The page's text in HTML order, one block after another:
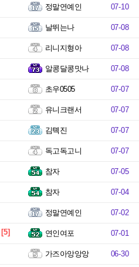
정말연예인 07-10
날뛰는나 07-08
리니지형아 07-08
알콩달콩맛나 07-08
초우0505 07-07
유니크랜서 07-07
김톅진 07-07
독고독고니 07-07
참자 07-05
참자 07-04
정말연예인 07-02
[5] 연인여포 07-01
가즈아앙앙앙 06-30